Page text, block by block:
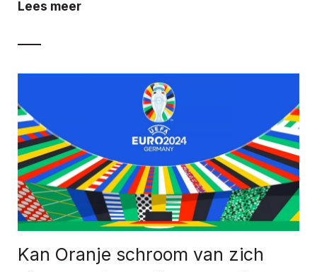
Lees meer
Kan Oranje schroom van zich